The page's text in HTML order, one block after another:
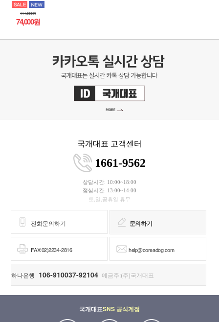
114,000원
74,000원
국개대표 고객센터
1661-9562
상담시간: 10:00~18:00
점심시간: 13:00~14:00
토,일,공휴일 휴무
전화문의하기 문의하기
FAX:02)2234-2816 help@coreadog.com
하나은행 106-910037-92104 예금주:(주)국개대표
국개대표SNS 공식계정